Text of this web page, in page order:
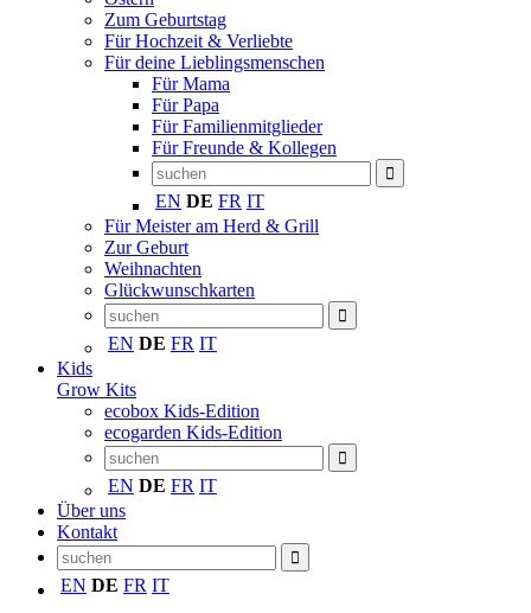
Zum Geburtstag
Für Hochzeit & Verliebte
Für deine Lieblingsmenschen
Für Mama
Für Papa
Für Familienmitglieder
Für Freunde & Kollegen
EN DE FR IT
Für Meister am Herd & Grill
Zur Geburt
Weihnachten
Glückwunschkarten
EN DE FR IT
Kids
Grow Kits
ecobox Kids-Edition
ecogarden Kids-Edition
EN DE FR IT
Über uns
Kontakt
EN DE FR IT